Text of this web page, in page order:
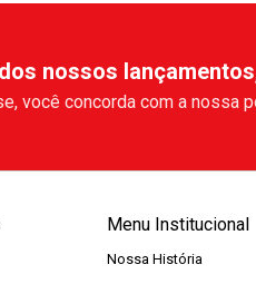
nossos
você concorda com a nossa
Menu Institucional
Nossa História